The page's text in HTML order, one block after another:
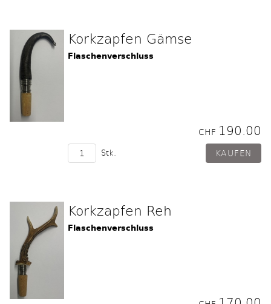
Korkzapfen Gämse
Flaschenverschluss
CHF 190.00
Stk.
Korkzapfen Reh
Flaschenverschluss